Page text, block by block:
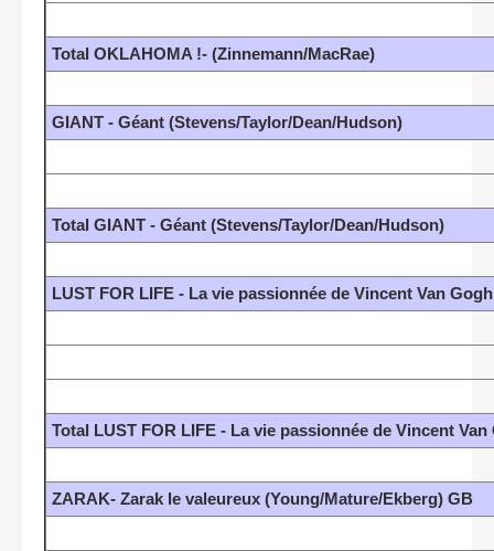
Total OKLAHOMA !- (Zinnemann/MacRae)
GIANT - Géant (Stevens/Taylor/Dean/Hudson)
Total GIANT - Géant (Stevens/Taylor/Dean/Hudson)
LUST FOR LIFE - La vie passionnée de Vincent Van
Total LUST FOR LIFE - La vie passionnée de Vincent
ZARAK- Zarak le valeureux (Young/Mature/Ekberg) GB